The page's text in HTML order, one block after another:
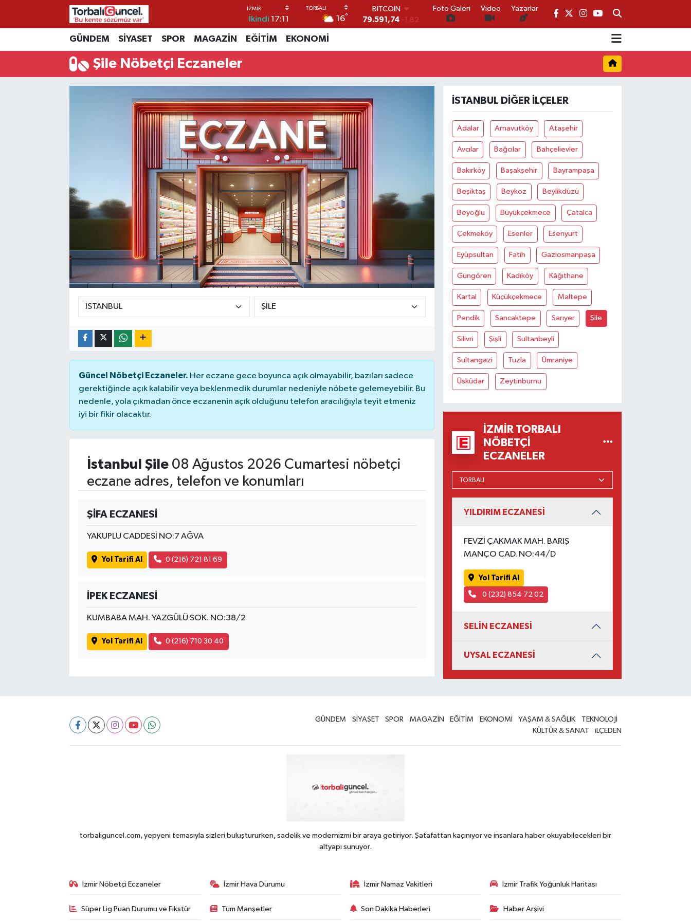
İkindi 17:11 16°
BITCOIN
79.591,74
-1.82
DOLAR
6862,09000
Foto Galeri Video Yazarlar
GÜNDEM SİYASET SPOR MAGAZİN EĞİTİM EKONOMİ
Şile Nöbetçi Eczaneler
Güncel Nöbetçi Eczaneler. Her eczane gece boyunca açık olmayabilir, bazıları sadece
gerektiğinde açık kalabilir veya beklenmedik durumlar nedeniyle nöbete gelemeyebilir. Bu
nedenle, yola çıkmadan önce eczanenin açık olduğunu telefon aracılığıyla teyit etmeniz
iyi bir fikir olacaktır.
İstanbul Şile08 Ağustos 2026 Cumartesi nöbetçi
eczane adres, telefon ve konumları
ŞİFA ECZANESİ
YAKUPLU CADDESİ NO:7 AĞVA
Yol Tarifi Al 0 (216) 721 81 69
İPEK ECZANESİ
KUMBABA MAH. YAZGÜLÜ SOK. NO:38/2
Yol Tarifi Al 0 (216) 710 30 40
İSTANBUL DIĞER İLÇELER
Adalar Arnavutköy Ataşehir
Avcılar Bağcılar Bahçelievler
Bakırköy Başakşehir Bayrampaşa
Beşiktaş Beykoz Beylikdüzü
Beyoğlu Büyükçekmece Çatalca
Çekmeköy Esenler Esenyurt
Eyüpsultan Fatih Gaziosmanpaşa
Güngören Kadıköy Kâğıthane
Kartal Küçükçekmece Maltepe
Pendik Sancaktepe Sarıyer Şile
Silivri Şişli Sultanbeyli
Sultangazi Tuzla Ümraniye
Üsküdar Zeytinburnu
İZMIR TORBALI
NÖBETÇI
ECZANELER
YILDIRIM ECZANESİ
FEVZİ ÇAKMAK MAH. BARIŞ
MANÇO CAD. NO:44/D
Yol Tarifi Al
0 (232) 854 72 02
SELİN ECZANESİ
UYSAL ECZANESİ
GÜNDEM SİYASET SPOR MAGAZİN EĞİTİM EKONOMİ YAŞAM & SAĞLIK
TEKNOLOJİ
KÜLTÜR & SANAT
iLÇEDEN
torbaliguncel.com, yepyeni temasıyla sizleri buluştururken, sadelik ve modernizmi bir araya getiriyor. Şatafattan kaçınıyor ve insanlara haber okuyabilecekleri bir
altyapı sunuyor.
İzmir Nöbetçi Eczaneler İzmir Hava Durumu İzmir Namaz Vakitleri İzmir Trafik Yoğunluk Haritası
Süper Lig Puan Durumu ve Fikstür Tüm Manşetler Son Dakika Haberleri Haber Arşivi
İzmir Nöbetçi Eczaneler
İzmir Hava Durumu
İzmir Trafik Yoğunluk Haritası
Son Dakika Haberleri